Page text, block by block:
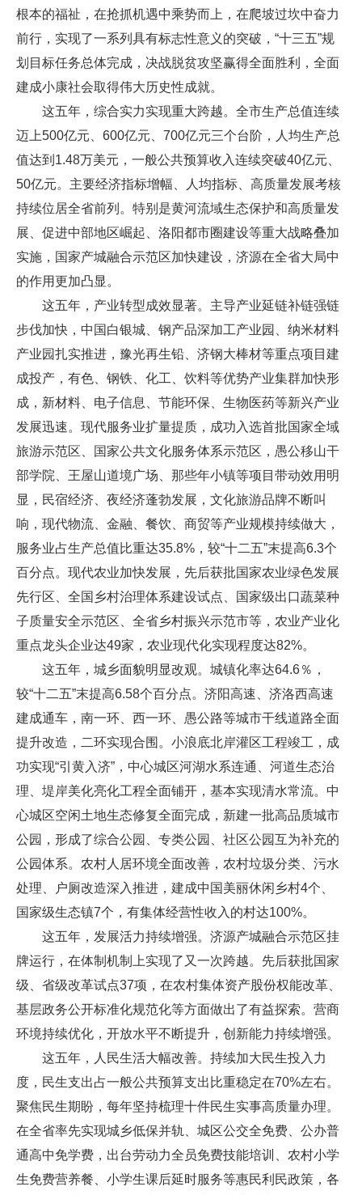
根本的福祉，在抢抓机遇中乘势而上，在爬坡过坎中奋力
前行，实现了一系列具有标志性意义的突破，“十三五”规
划目标任务总体完成，决战脱贫攻坚赢得全面胜利，全面
建成小康社会取得伟大历史性成就。
这五年，综合实力实现重大跨越。全市生产总值连续
迈上500亿元、600亿元、700亿元三个台阶，人均生产总
值达到1.48万美元，一般公共预算收入连续突破40亿元、
50亿元。主要经济指标增幅、人均指标、高质量发展考核
持续位居全省前列。特别是黄河流域生态保护和高质量发
展、促进中部地区崛起、洛阳都市圈建设等重大战略叠加
实施，国家产城融合示范区加快建设，济源在全省大局中
的作用更加凸显。
这五年，产业转型成效显著。主导产业延链补链强链
步伐加快，中国白银城、钢产品深加工产业园、纳米材料
产业园扎实推进，豫光再生铅、济钢大棒材等重点项目建
成投产，有色、钢铁、化工、饮料等优势产业集群加快形
成，新材料、电子信息、节能环保、生物医药等新兴产业
发展迅速。现代服务业扩量提质，成功入选首批国家全域
旅游示范区、国家公共文化服务体系示范区，愚公移山干
部学院、王屋山道境广场、那些年小镇等项目带动效用明
显，民宿经济、夜经济蓬勃发展，文化旅游品牌不断叫
响，现代物流、金融、餐饮、商贸等产业规模持续做大，
服务业占生产总值比重达35.8%，较“十二五”末提高6.3个
百分点。现代农业加快发展，先后获批国家农业绿色发展
先行区、全国乡村治理体系建设试点、国家级出口蔬菜种
子质量安全示范区、全省乡村振兴示范市等，农业产业化
重点龙头企业达49家，农业现代化实现程度达82%。
这五年，城乡面貌明显改观。城镇化率达64.6％，
较“十二五”末提高6.58个百分点。济阳高速、济洛西高速
建成通车，南一环、西一环、愚公路等城市干线道路全面
提升改造，二环实现合围。小浪底北岸灌区工程竣工，成
功实现“引黄入济”，中心城区河湖水系连通、河道生态治
理、堤岸美化亮化工程全面铺开，基本实现清水常流。中
心城区空闲土地生态修复全面完成，新建一批高品质城市
公园，形成了综合公园、专类公园、社区公园互为补充的
公园体系。农村人居环境全面改善，农村垃圾分类、污水
处理、户厕改造深入推进，建成中国美丽休闲乡村4个、
国家级生态镇7个，有集体经营性收入的村达100%。
这五年，发展活力持续增强。济源产城融合示范区挂
牌运行，在体制机制上实现了又一次跨越。先后获批国家
级、省级改革试点37项，在农村集体资产股份权能改革、
基层政务公开标准化规范化等方面做出了有益探索。营商
环境持续优化，开放水平不断提升，创新能力持续增强。
这五年，人民生活大幅改善。持续加大民生投入力
度，民生支出占一般公共预算支出比重稳定在70%左右。
聚焦民生期盼，每年坚持梳理十件民生实事高质量办理。
在全省率先实现城乡低保并轨、城区公交全免费、公办普
通高中免学费，出台劳动力全员免费技能培训、农村小学
生免费营养餐、小学生课后延时服务等惠民利民政策，各